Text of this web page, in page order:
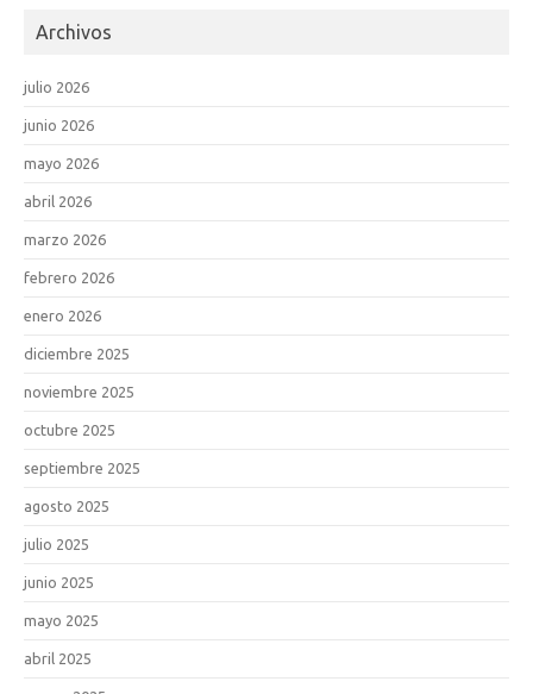
Archivos
julio 2026
junio 2026
mayo 2026
abril 2026
marzo 2026
febrero 2026
enero 2026
diciembre 2025
noviembre 2025
octubre 2025
septiembre 2025
agosto 2025
julio 2025
junio 2025
mayo 2025
abril 2025